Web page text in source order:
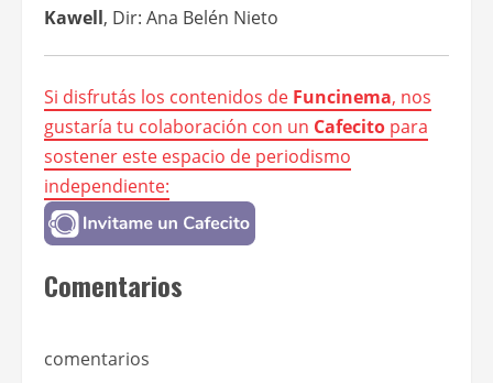
Kawell, Dir: Ana Belén Nieto
Si disfrutás los contenidos de Funcinema, nos
gustaría tu colaboración con un Cafecito para
sostener este espacio de periodismo
independiente:
Comentarios
comentarios